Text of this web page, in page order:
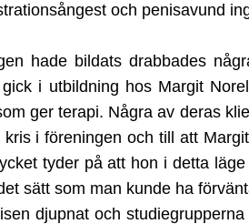
och penisavund
hade bildats drabbades
i utbildning hos Margit
ger terapi. Några av deras
i föreningen och till att
tyder på att hon i detta
sätt som man kunde ha
djupnat och